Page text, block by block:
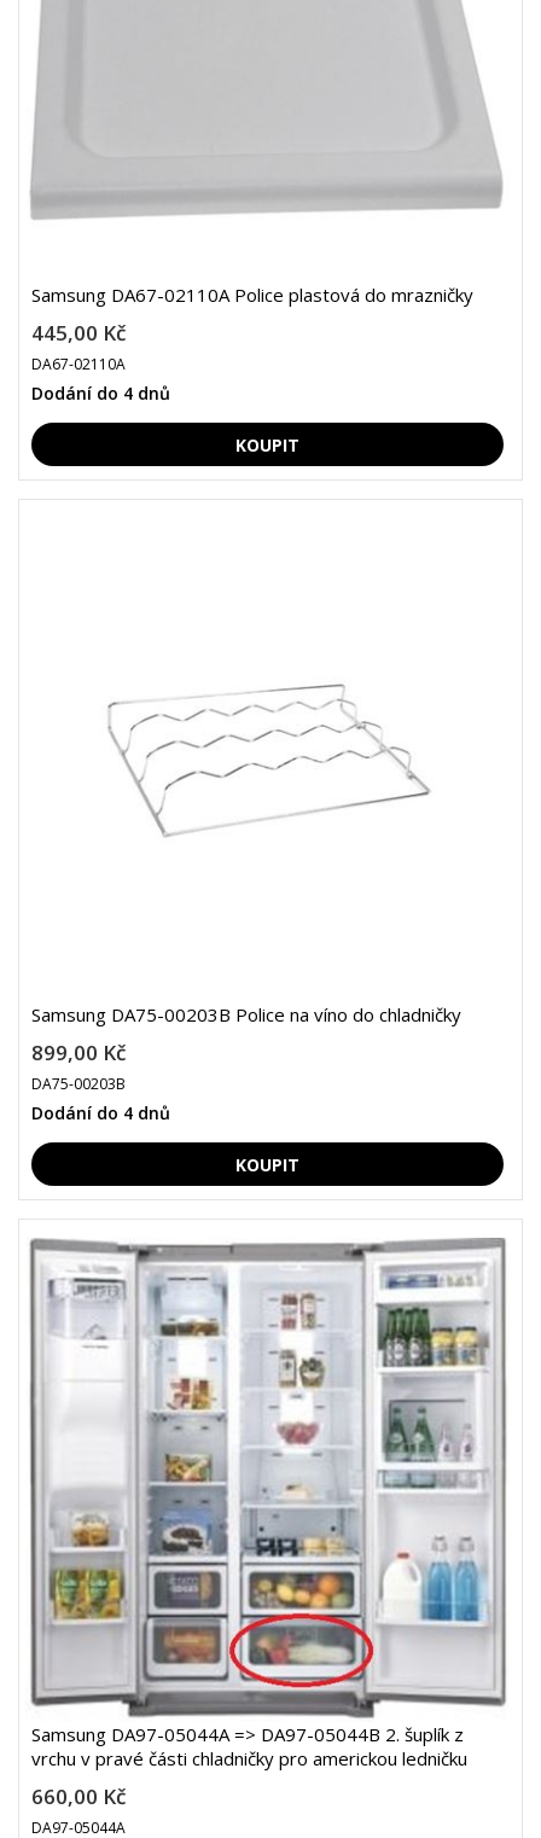
Samsung DA67-02110A Police plastová do mrazničky
445,00 Kč
DA67-02110A
Dodání do 4 dnů
Samsung DA75-00203B Police na víno do chladničky
899,00 Kč
DA75-00203B
Dodání do 4 dnů
Samsung DA97-05044A => DA97-05044B 2. šuplík z
vrchu v pravé části chladničky pro americkou ledničku
660,00 Kč
DA97-05044A